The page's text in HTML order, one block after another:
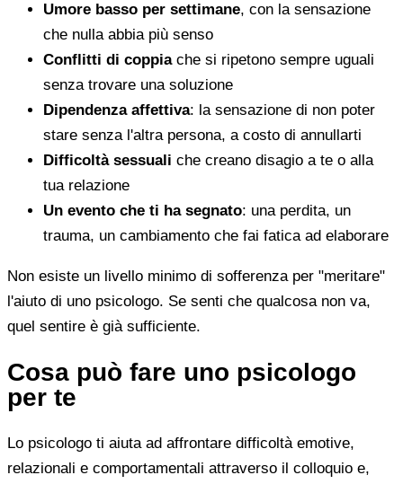
Umore basso per settimane, con la sensazione
che nulla abbia più senso
Conflitti di coppiache si ripetono sempre uguali
senza trovare una soluzione
Dipendenza affettiva: la sensazione di non poter
stare senza l'altra persona, a costo di annullarti
Difficoltà sessuali che creano disagio a te o alla
tua relazione
Un evento che ti ha segnato: una perdita, un
trauma, un cambiamento che fai fatica ad elaborare
Non esiste un livello minimo di sofferenza per "meritare"
l'aiuto di uno psicologo. Se senti che qualcosa non va,
quel sentire è già sufficiente.
Cosa può fare uno psicologo
per te
Lo psicologo ti aiuta ad affrontare difficoltà emotive,
relazionali e comportamentali attraverso il colloquio e,